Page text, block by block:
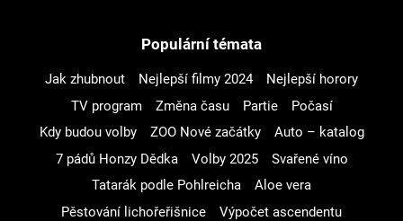
Populární témata
Jak zhubnout Nejlepší filmy 2024
Nejlepší horory
TV program
Změna času Partie
Počasí
Kdy budou volby
ZOO Nové začátky
Auto – katalog
7 pádů Honzy Dědka
Volby 2025
Svařené víno
Tatarák podle Pohlreicha
Aloe vera
Pěstování lichořeřišnice
Výpočet ascendentu